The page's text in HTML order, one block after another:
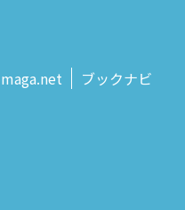
ブックナビ